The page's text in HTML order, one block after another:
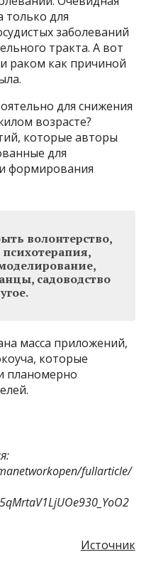
только для
заболеваний
тракта. А вот
раком как причиной
для снижения
возрасте?
которые авторы
для
формирования
волонтерство,
садоводство
масса приложений,
которые
планомерно
fullarticle/
Источник